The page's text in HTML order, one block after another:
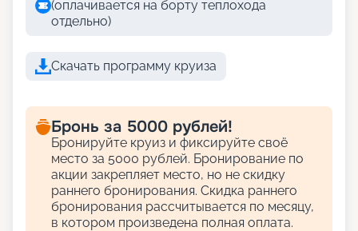
(оплачивается на борту теплохода
отдельно)
Скачать программу круиза
Бронь за 5000 рублей!
Бронируйте круиз и фиксируйте своё
место за 5000 рублей. Бронирование по
акции закрепляет место, но не скидку
раннего бронирования. Скидка раннего
бронирования рассчитывается по месяцу,
в котором произведена полная оплата.